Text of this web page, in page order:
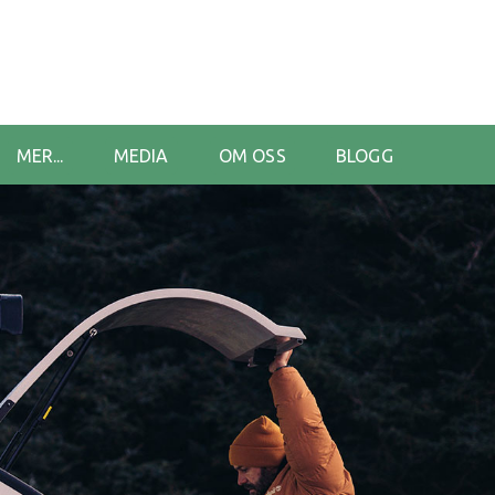
MER... MEDIA OM OSS BLOGG